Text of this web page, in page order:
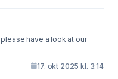
a look at our
17. okt 2025 kl. 3:14